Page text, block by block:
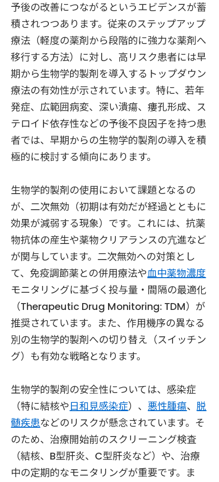
予後の改善につながるというエビデンスが蓄
積されつつあります。従来のステップアップ
療法（軽度の薬剤から段階的に強力な薬剤へ
移行する方法）に対し、高リスク患者には早
期から生物学的製剤を導入するトップダウン
療法の有効性が示されています。特に、若年
発症、広範囲病変、深い潰瘍、瘻孔形成、ス
テロイド依存性などの予後不良因子を持つ患
者では、早期からの生物学的製剤の導入を積
極的に検討する傾向にあります。
生物学的製剤の使用において課題となるの
が、二次無効（初期は有効だが経過とともに
効果が減弱する現象）です。これには、抗薬
物抗体の産生や薬物クリアランスの亢進など
が関与しています。二次無効への対策とし
て、免疫調節薬との併用療法や血中薬物濃度
モニタリングに基づく投与量・間隔の最適化
（Therapeutic Drug Monitoring: TDM）が
推奨されています。また、作用機序の異なる
別の生物学的製剤への切り替え（スイッチン
グ）も有効な戦略となります。
生物学的製剤の安全性については、感染症
（特に結核や日和見感染症）、 悪性腫瘍、脱
髄疾患などのリスクが懸念されています。そ
のため、治療開始前のスクリーニング検査
（結核、B型肝炎、C型肝炎など）や、治療
中の定期的なモニタリングが重要です。ま